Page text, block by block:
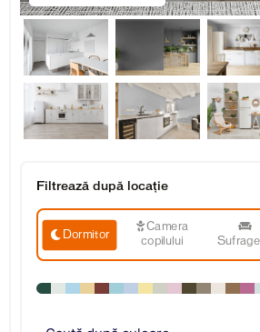
Filtrează după locație
Dormitor
Camera
copilului